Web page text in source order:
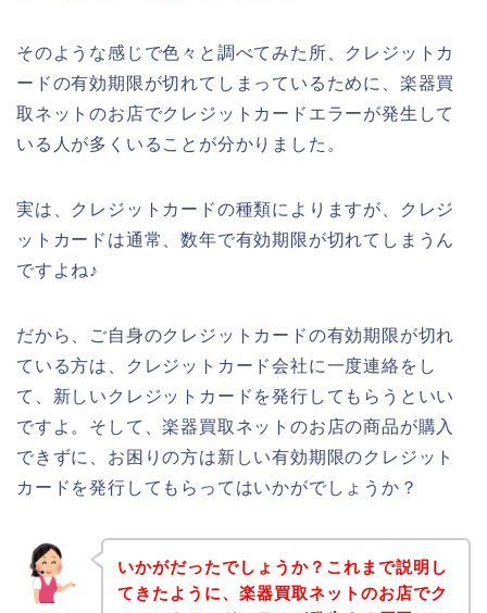
そのような感じで色々と調べてみた所、クレジットカ
ードの有効期限が切れてしまっているために、楽器買
取ネットのお店でクレジットカードエラーが発生して
いる人が多くいることが分かりました。
実は、クレジットカードの種類によりますが、クレジ
ットカードは通常、数年で有効期限が切れてしまうん
ですよね♪
だから、ご自身のクレジットカードの有効期限が切れ
ている方は、クレジットカード会社に一度連絡をし
て、新しいクレジットカードを発行してもらうといい
ですよ。そして、楽器買取ネットのお店の商品が購入
できずに、お困りの方は新しい有効期限のクレジット
カードを発行してもらってはいかがでしょうか？
いかがだったでしょうか？これまで説明し
てきたように、楽器買取ネットのお店でク